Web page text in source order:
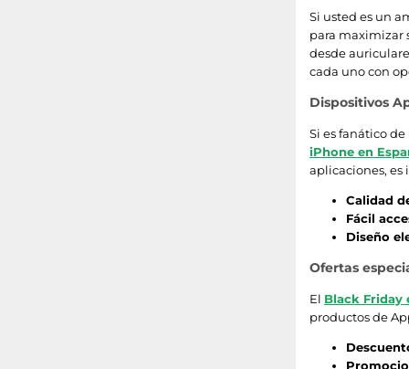
Si usted es un
para maximizar
desde
cada uno con
Dispositivos
Si es fanático
iPhone en
aplicaciones, es
Calidad
Fácil
Diseño
Ofertas
El Black Friday
productos de